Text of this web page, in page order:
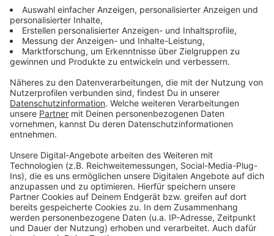
Die Infos der Ruhrbahn findet ihr .
Die Rheinbahn wird auf ihrerHomepageinformieren.
Anzeige
Anzeige